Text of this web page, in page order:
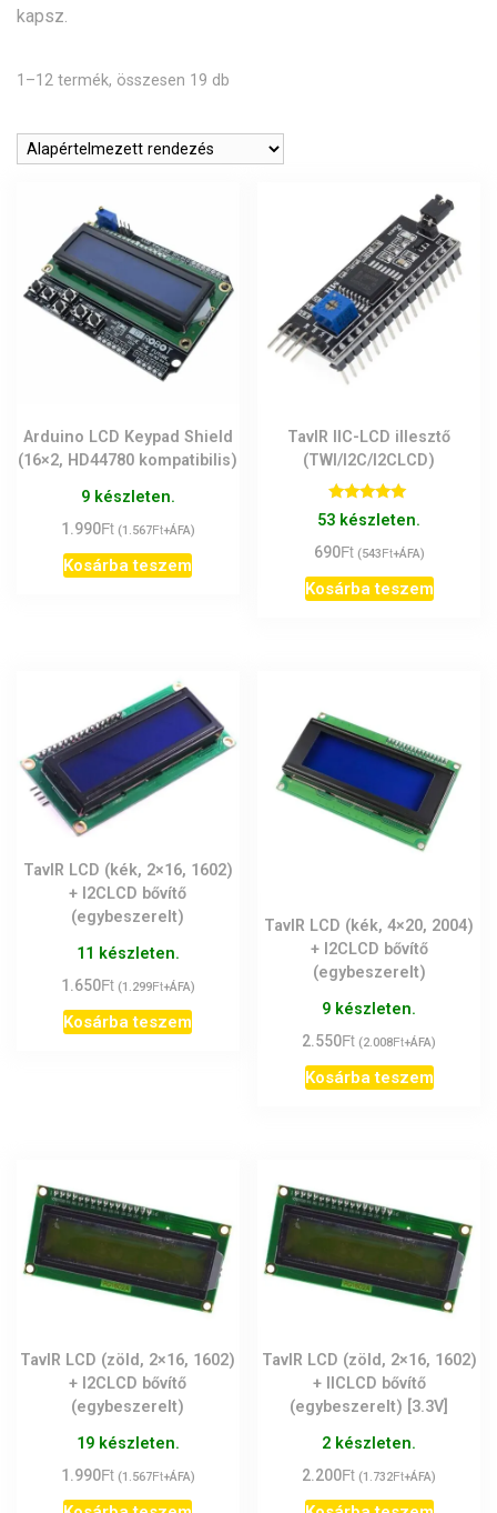
kapsz.
1–12 termék, összesen 19 db
Arduino LCD Keypad Shield
(16×2, HD44780 kompatibilis)
9 készleten.
1.990Ft (1.567Ft+ÁFA)
Kosárba teszem
TavIR IIC-LCD illesztő
(TWI/I2C/I2CLCD)
Értékelés:
5.00
53 készleten.
690Ft (543Ft+ÁFA)
Kosárba teszem
TavIR LCD (kék, 2×16, 1602)
+ I2CLCD bővítő
(egybeszerelt)
11 készleten.
1.650Ft (1.299Ft+ÁFA)
Kosárba teszem
TavIR LCD (kék, 4×20, 2004)
+ I2CLCD bővítő
(egybeszerelt)
9 készleten.
2.550Ft (2.008Ft+ÁFA)
Kosárba teszem
TavIR LCD (zöld, 2×16, 1602)
+ I2CLCD bővítő
(egybeszerelt)
19 készleten.
1.990Ft (1.567Ft+ÁFA)
TavIR LCD (zöld, 2×16, 1602)
+ IICLCD bővítő
(egybeszerelt) [3.3V]
2 készleten.
2.200Ft (1.732Ft+ÁFA)